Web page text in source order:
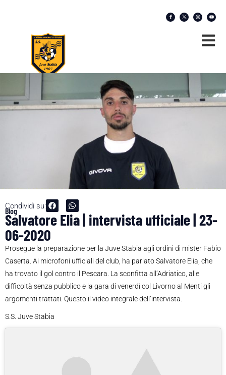
Condividi su:
Blog
Salvatore Elia | intervista ufficiale | 23-
06-2020
Prosegue la preparazione per la Juve Stabia agli ordini di mister Fabio
Caserta. Ai microfoni ufficiali del club, ha parlato Salvatore Elia, che
ha trovato il gol contro il Pescara. La sconfitta all’Adriatico, alle
difficoltà senza pubblico e la gara di venerdì col Livorno al Menti gli
argomenti trattati. Questo il video integrale dell’intervista.
S.S. Juve Stabia